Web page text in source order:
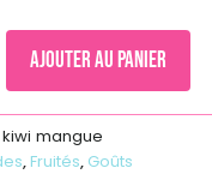
Ajouter au panier
mangue
, Fruités, Goûts